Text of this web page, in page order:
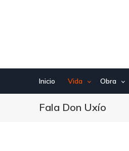
Inicio Vida Obra
Fala Don Uxío